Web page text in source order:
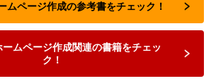
ムページ作成の参考書をチェック！
ムページ作成関連の書籍をチェッ
ク！